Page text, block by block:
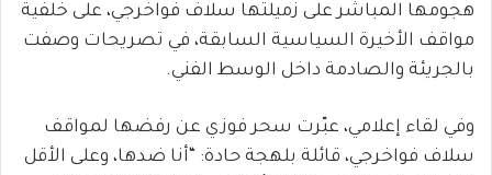
هجومها المباشر على زميلتها سلاف فواخرجي، على خلفية
مواقف الأخيرة السياسية السابقة، في تصريحات وصفت
بالجريئة والصادمة داخل الوسط الفني.
وفي لقاء إعلامي، عبّرت سحر فوزي عن رفضها لمواقف
سلاف فواخرجي، قائلة بلهجة حادة: “أنا ضدها، وعلى الأقل